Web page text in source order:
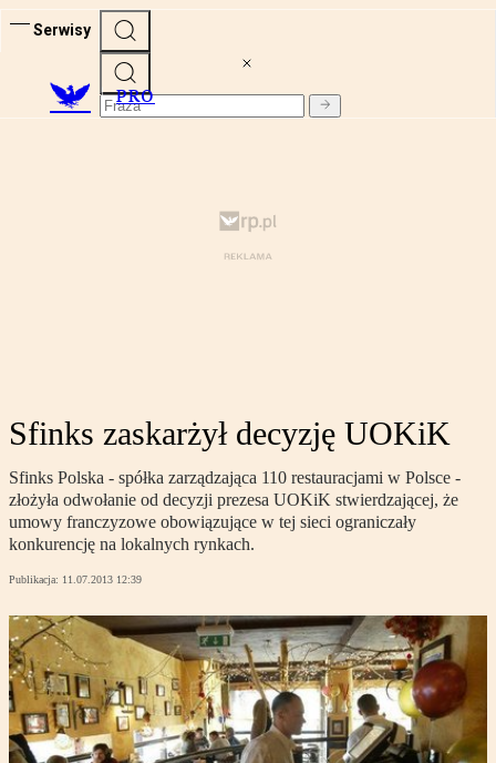
Serwisy
PRO
Sfinks zaskarżył decyzję UOKiK
Sfinks Polska - spółka zarządzająca 110 restauracjami w Polsce -
złożyła odwołanie od decyzji prezesa UOKiK stwierdzającej, że
umowy franczyzowe obowiązujące w tej sieci ograniczały
konkurencję na lokalnych rynkach.
Publikacja: 11.07.2013 12:39